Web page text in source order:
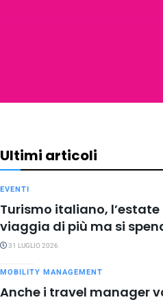
Ultimi articoli
EVENTI
Turismo italiano,
viaggia di più ma si
31 LUGLIO 2026
MOBILITY MANAGEMENT
Anche i travel manager